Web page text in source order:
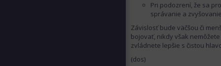
Pri podozrení, že sa
správanie a
Závislosť bude väčšou či
bojovať, nikdy však
zvládnete lepšie s čistou
(dos)